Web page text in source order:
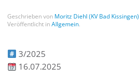
Geschrieben von Moritz Diehl (KV Bad Kissingen)
Veröffentlicht inAllgemein.
3/2025
16.07.2025